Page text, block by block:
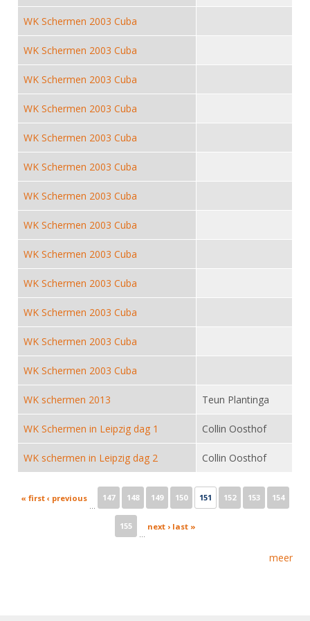
Website
Handleiding
Historie
Bestuur
Commissies
Ereleden
Leden van Verdiensten
Vacatures
Contact
Medewerkers
Samenwerking
Alle Verenigingen
Nieuws
Witte Vlekkenplan
Oprichting Vereniging
Ranglijsten
Inschrijven
Materiaal
Schermpaspoort
Rolstoelschermen
Wedstrijdkalender
KNAS Keurmerk
NK's
JPT
JEC
Veteranenwedstrijden
Wedstrijdorganisatie
Nieuws
Aanvragen van scheidsrechters
Import inschrijvingen uit Nahouw
Verwerk wedstrijduitslagen
NK organiseren
FBT
SBT
Talentontwikkeling
Atletencommissie
Internationale Titeltoernooien
Internationale aanmeldingen
Brassardsysteem
Nieuws
Nationale opleidingen
Internationale opleidingen
Opleidingen
Leraar
Voor scheidsrechters
Nieuws
Scheidsrechterslijst
Scheidsrechter Documentatie
Tuchtzaken
Archief
Infotheek
Bibliotheek
ALV
Nieuws
NK organiseren
WK Schermen 2003 Cuba
WK Schermen 2003 Cuba
WK Schermen 2003 Cuba
WK Schermen 2003 Cuba
WK Schermen 2003 Cuba
WK Schermen 2003 Cuba
WK Schermen 2003 Cuba
WK Schermen 2003 Cuba
WK Schermen 2003 Cuba
WK Schermen 2003 Cuba
WK Schermen 2003 Cuba
WK Schermen 2003 Cuba
WK Schermen 2003 Cuba
WK schermen 2013 Teun Plantinga
WK Schermen in Leipzig dag 1 Collin Oosthof
WK schermen in Leipzig dag 2 Collin Oosthof
Pages
« first ‹ previous
…
147 148 149 150 151 152 153 154
155
…
next › last »
meer